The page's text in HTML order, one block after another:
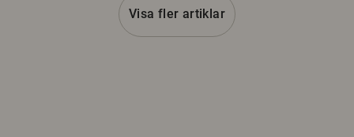
Visa fler artiklar